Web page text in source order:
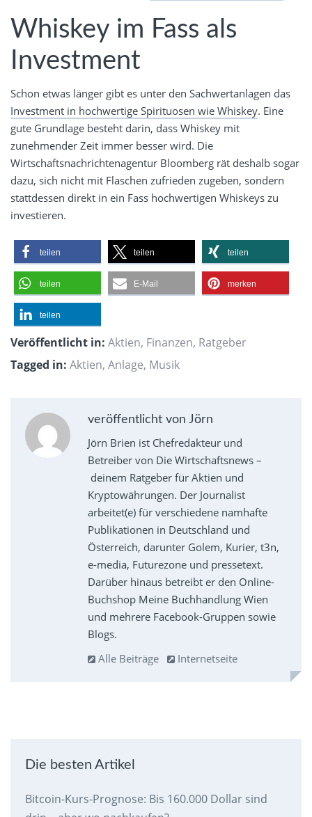
Whiskey im Fass als
Investment
Schon etwas länger gibt es unter den Sachwertanlagen das
Investment in hochwertige Spirituosen wie Whiskey. Eine
gute Grundlage besteht darin, dass Whiskey mit
zunehmender Zeit immer besser wird. Die
Wirtschaftsnachrichtenagentur Bloomberg rät deshalb sogar
dazu, sich nicht mit Flaschen zufrieden zugeben, sondern
stattdessen direkt in ein Fass hochwertigen Whiskeys zu
investieren.
teilen teilen teilen
teilen E-Mail merken
teilen
Veröffentlicht in: Aktien, Finanzen, Ratgeber
Tagged in: Aktien, Anlage, Musik
veröffentlicht von Jörn
Jörn Brien ist Chefredakteur und
Betreiber von Die Wirtschaftsnews –
deinem Ratgeber für Aktien und
Kryptowährungen. Der Journalist
arbeitet(e) für verschiedene namhafte
Publikationen in Deutschland und
Österreich, darunter Golem, Kurier, t3n,
e-media, Futurezone und pressetext.
Darüber hinaus betreibt er den Online-
Buchshop Meine Buchhandlung Wien
und mehrere Facebook-Gruppen sowie
Blogs.
Alle Beiträge
Internetseite
Die besten Artikel
Bitcoin-Kurs-Prognose: Bis 160.000 Dollar sind